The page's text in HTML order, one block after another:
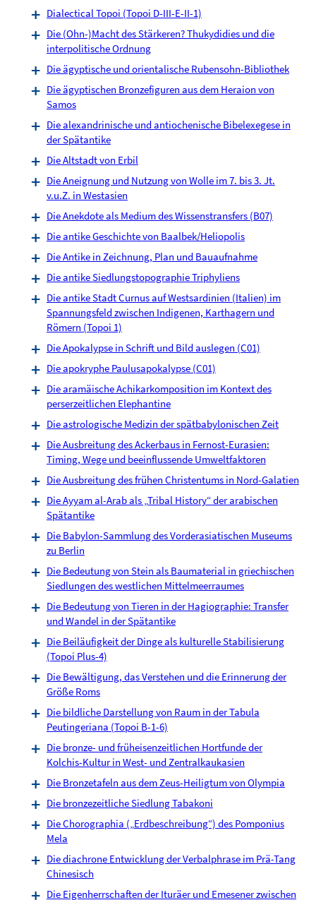
Dialectical Topoi (Topoi D-III-E-II-1)
Die (Ohn-)Macht des Stärkeren? Thukydidies und die
interpolitische Ordnung
Die ägyptische und orientalische Rubensohn-Bibliothek
Die ägyptischen Bronzefiguren aus dem Heraion von
Samos
Die alexandrinische und antiochenische Bibelexegese in
der Spätantike
Die Altstadt von Erbil
Die Aneignung und Nutzung von Wolle im 7. bis 3. Jt.
v.u.Z. in Westasien
Die Anekdote als Medium des Wissenstransfers (B07)
Die antike Geschichte von Baalbek/Heliopolis
Die Antike in Zeichnung, Plan und Bauaufnahme
Die antike Siedlungstopographie Triphyliens
Die antike Stadt Curnus auf Westsardinien (Italien) im
Spannungsfeld zwischen Indigenen, Karthagern und
Römern (Topoi 1)
Die Apokalypse in Schrift und Bild auslegen (C01)
Die apokryphe Paulusapokalypse (C01)
Die aramäische Achikarkomposition im Kontext des
perserzeitlichen Elephantine
Die astrologische Medizin der spätbabylonischen Zeit
Die Ausbreitung des Ackerbaus in Fernost-Eurasien:
Timing, Wege und beeinflussende Umweltfaktoren
Die Ausbreitung des frühen Christentums in Nord-Galatien
Die Ayyam al-Arab als „Tribal History“ der arabischen
Spätantike
Die Babylon-Sammlung des Vorderasiatischen Museums
zu Berlin
Die Bedeutung von Stein als Baumaterial in griechischen
Siedlungen des westlichen Mittelmeerraumes
Die Bedeutung von Tieren in der Hagiographie: Transfer
und Wandel in der Spätantike
Die Beiläufigkeit der Dinge als kulturelle Stabilisierung
(Topoi Plus-4)
Die Bewältigung, das Verstehen und die Erinnerung der
Größe Roms
Die bildliche Darstellung von Raum in der Tabula
Peutingeriana (Topoi B-1-6)
Die bronze- und früheisenzeitlichen Hortfunde der
Kolchis-Kultur in West- und Zentralkaukasien
Die Bronzetafeln aus dem Zeus-Heiligtum von Olympia
Die bronzezeitliche Siedlung Tabakoni
Die Chorographia („Erdbeschreibung“) des Pomponius
Mela
Die diachrone Entwicklung der Verbalphrase im Prä-Tang
Chinesisch
Die Eigenherrschaften der Ituräer und Emesener zwischen